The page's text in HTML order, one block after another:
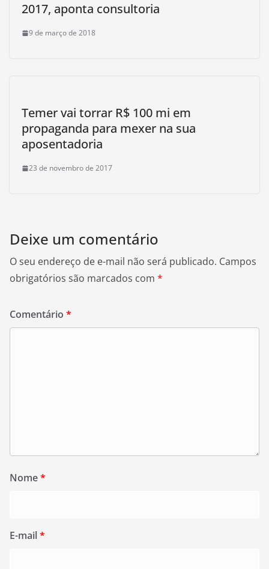
2017, aponta consultoria
9 de março de 2018
Temer vai torrar R$ 100 mi em
propaganda para mexer na sua
aposentadoria
23 de novembro de 2017
Deixe um comentário
O seu endereço de e-mail não será publicado. Campos
obrigatórios são marcados com *
Comentário *
Nome*
E-mail*